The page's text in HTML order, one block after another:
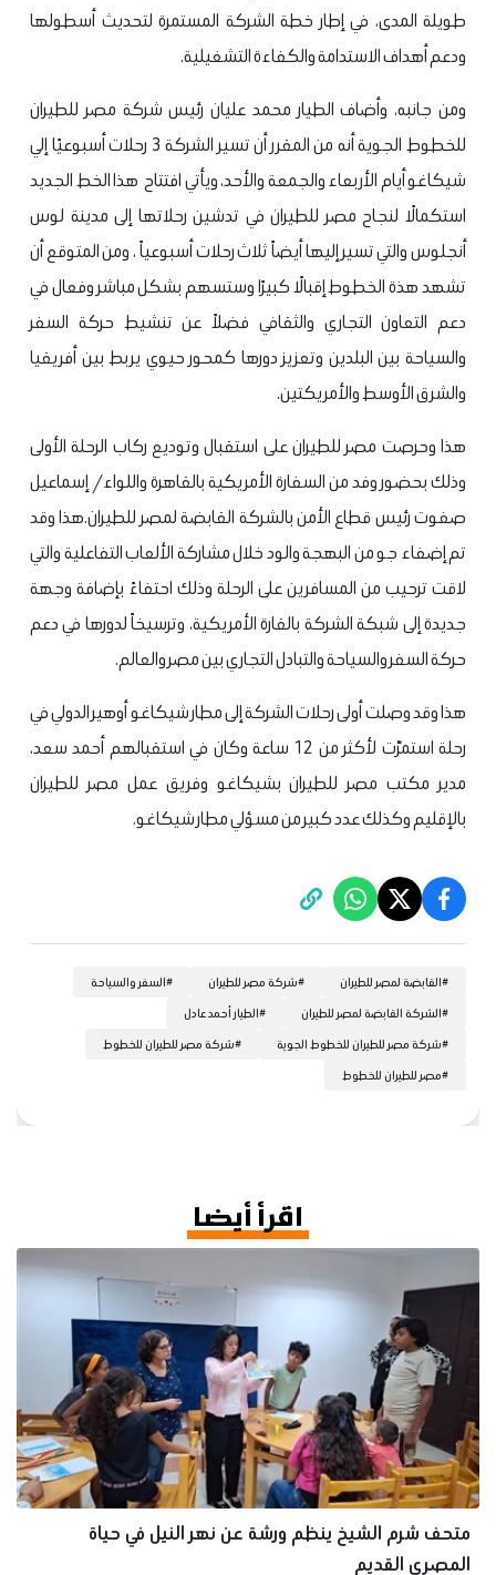
طويلة المدى، في إطار خطة الشركة المستمرة لتحديث أسطولها
ودعم أهداف الاستدامة والكفاءة التشغيلية.
ومن جانبه، وأضاف الطيار محمد عليان رئيس شركة مصر للطيران
للخطوط الجوية أنه من المقرر أن تسير الشركة 3 رحلات أسبوعيًا إلي
شيكاغو أيام الأربعاء والجمعة والأحد، ويأتي افتتاح هذا الخط الجديد
استكمالًا لنجاح مصر للطيران في تدشين رحلاتها إلى مدينة لوس
أنجلوس والتي تسير إليها أيضاً ثلاث رحلات أسبوعياً ، ومن المتوقع أن
تشهد هذة الخطوط إقبالًا كبيرًا وستسهم بشكل مباشر وفعال في
دعم التعاون التجاري والثقافي فضلاً عن تنشيط حركة السفر
والسياحة بين البلدين وتعزيز دورها كمحور حيوي يربط بين أفريقيا
والشرق الأوسط والأمريكتين.
هذا وحرصت مصر للطيران على استقبال وتوديع ركاب الرحلة الأولى
وذلك بحضور وفد من السفارة الأمريكية بالقاهرة واللواء/ إسماعيل
صفوت رئيس قطاع الأمن بالشركة القابضة لمصر للطيران.هذا وقد
تم إضفاء جو من البهجة والود خلال مشاركة الألعاب التفاعلية والتي
لاقت ترحيب من المسافرين على الرحلة وذلك احتفاءً بإضافة وجهة
جديدة إلى شبكة الشركة بالقارة الأمريكية، وترسيخاً لدورها في دعم
حركة السفر والسياحة والتبادل التجاري بين مصر والعالم.
هذا وقد وصلت أولى رحلات الشركة إلى مطار شيكاغو أوهير الدولي في
رحلة استمرّت لأكثر من 12 ساعة وكان في استقبالهم أحمد سعد،
مدير مكتب مصر للطيران بشيكاغو وفريق عمل مصر للطيران
بالإقليم وكذلك عدد كبير من مسؤلي مطار شيكاغو.
#القابضة لمصر للطيران #شركة مصر للطيران #السفر والسياحة
#الشركة القابضة لمصر للطيران #الطيار أحمد عادل
#شركة مصر للطيران للخطوط الجوية #شركة مصر للطيران للخطوط
#مصر للطيران للخطوط
اقرأ أيضا
متحف شرم الشيخ ينظم ورشة عن نهر النيل في حياة
المصري القديم